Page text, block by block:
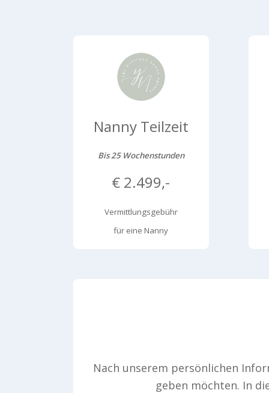
Nanny Teilzeit
Bis 25 Wochenstunden
€ 2.499,-
Vermittlungsgebühr
für eine Nanny
Nach unserem persönlichen
geben möchten. In